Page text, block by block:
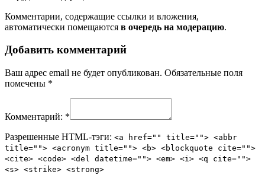
Комментарии, содержащие ссылки и вложения,
автоматически помещаются в очередь на модерацию.
Добавить комментарий
Ваш адрес email не будет опубликован. Обязательные поля
помечены *
Комментарий: *
Разрешенные HTML-тэги: <a href="" title=""> <abbr
title=""> <acronym title=""> <b> <blockquote cite="">
<cite> <code> <del datetime=""> <em> <i> <q cite="">
<s> <strike> <strong>